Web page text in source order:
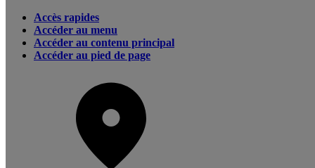
Accès rapides
Accéder au menu
Accéder au contenu principal
Accéder au pied de page